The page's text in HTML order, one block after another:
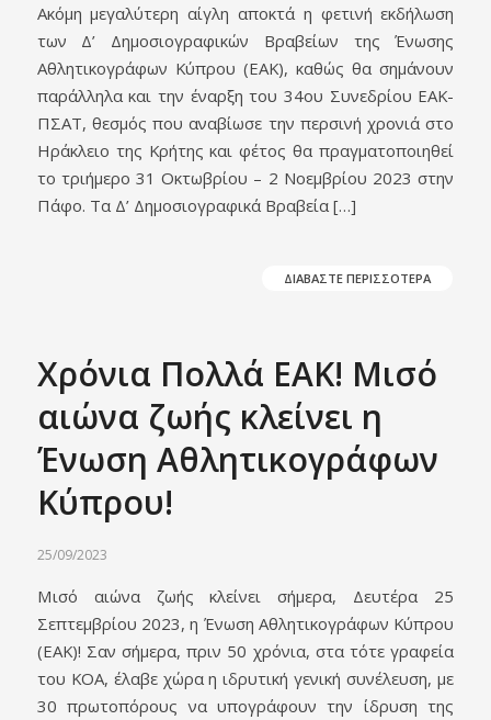
Ακόμη μεγαλύτερη αίγλη αποκτά η φετινή εκδήλωση
των Δ’ Δημοσιογραφικών Βραβείων της Ένωσης
Αθλητικογράφων Κύπρου (ΕΑΚ), καθώς θα σημάνουν
παράλληλα και την έναρξη του 34ου Συνεδρίου ΕΑΚ-
ΠΣΑΤ, θεσμός που αναβίωσε την περσινή χρονιά στο
Ηράκλειο της Κρήτης και φέτος θα πραγματοποιηθεί
το τριήμερο 31 Οκτωβρίου – 2 Νοεμβρίου 2023 στην
Πάφο. Τα Δ’ Δημοσιογραφικά Βραβεία […]
ΔΙΑΒΑΣΤΕ ΠΕΡΙΣΣΟΤΕΡΑ
Χρόνια Πολλά ΕΑΚ! Μισό
αιώνα ζωής κλείνει η
Ένωση Αθλητικογράφων
Κύπρου!
25/09/2023
Μισό αιώνα ζωής κλείνει σήμερα, Δευτέρα 25
Σεπτεμβρίου 2023, η Ένωση Αθλητικογράφων Κύπρου
(ΕΑΚ)! Σαν σήμερα, πριν 50 χρόνια, στα τότε γραφεία
του ΚΟΑ, έλαβε χώρα η ιδρυτική γενική συνέλευση, με
30 πρωτοπόρους να υπογράφουν την ίδρυση της